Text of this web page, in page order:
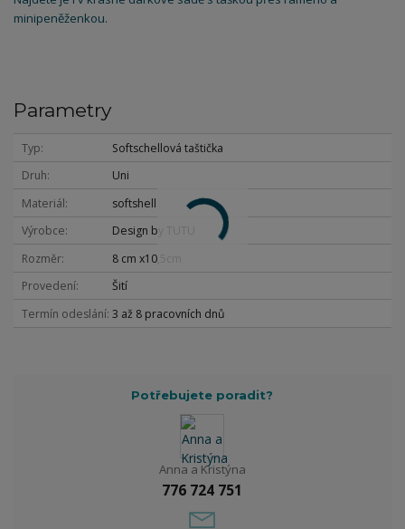
minipeněženkou.
Parametry
Typ
Softschellová taštička
Druh
Uni
Materiál
softshell
Výrobce
Design by TUTU
Rozměr
8 cm x10,5cm
Provedení
Šití
Termín odeslání 3 až 8 pracovních dnů
Potřebujete poradit?
Anna a Kristýna
776 724 751